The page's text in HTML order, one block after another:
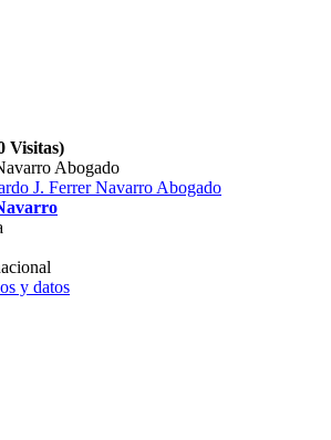
Visitas)
y datos